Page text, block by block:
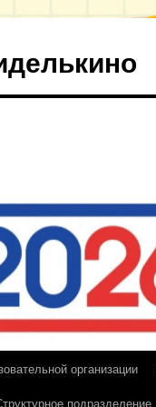
организации
подразделение